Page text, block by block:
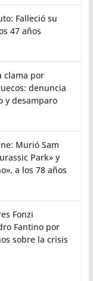
Falleció su
47 años
clama por
denuncia
y desamparo
Murió Sam
Park» y
a los 78 años
Fonzi
Fantino por
sobre la crisis